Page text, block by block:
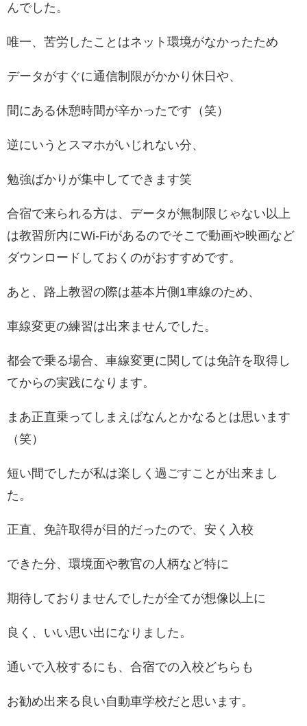
んでした。
唯一、苦労したことはネット環境がなかったため
データがすぐに通信制限がかかり休日や、
間にある休憩時間が辛かったです（笑）
逆にいうとスマホがいじれない分、
勉強ばかりが集中してできます笑
合宿で来られる方は、データが無制限じゃない以上
は教習所内にWi-Fiがあるのでそこで動画や映画など
ダウンロードしておくのがおすすめです。
あと、路上教習の際は基本片側1車線のため、
車線変更の練習は出来ませんでした。
都会で乗る場合、車線変更に関しては免許を取得し
てからの実践になります。
まあ正直乗ってしまえばなんとかなるとは思います
（笑）
短い間でしたが私は楽しく過ごすことが出来まし
た。
正直、免許取得が目的だったので、安く入校
できた分、環境面や教官の人柄など特に
期待しておりませんでしたが全てが想像以上に
良く、いい思い出になりました。
通いで入校するにも、合宿での入校どちらも
お勧め出来る良い自動車学校だと思います。